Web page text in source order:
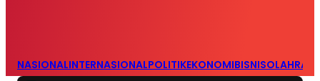
NASIONALINTERNASIONALPOLITIKEKONOMIBISNIS